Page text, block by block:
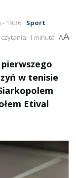
- 19:36
Sport
czytania: 1 minuta AA
w tenisie
Etival